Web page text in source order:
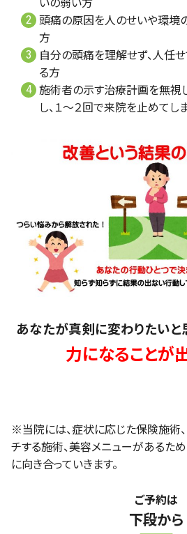
いの弱
頭痛の原因を人のせいや環境
自分の頭痛を理解せず、人任
る
施術者の示す治療計画を無視
し、１～２回で来院を止めてし
あなたが真剣に変わりたいと
力になることが
※当院には、症状に応じた保険施術
チする施術、美容メニューがあるた
に向き合っていきます。
ご予約は
下段から